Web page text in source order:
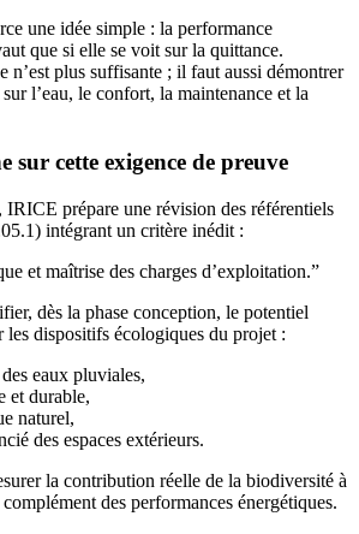
une idée simple : la performance
que si elle se voit sur la quittance.
n’est plus suffisante ; il faut aussi démontrer
l’eau, le confort, la maintenance et la
sur cette exigence de preuve
prépare une révision des référentiels
intégrant un critère inédit :
et maîtrise des charges d’exploitation.”
dès la phase conception, le potentiel
les dispositifs écologiques du projet :
eaux pluviales,
et durable,
naturel,
des espaces extérieurs.
la contribution réelle de la biodiversité à
des performances énergétiques.